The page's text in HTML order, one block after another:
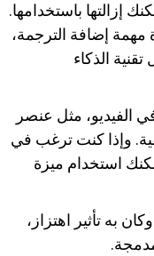
إزالتها باستخدامها.
مهمة إضافة الترجمة،
الذكاء
الفيديو، مثل عنصر
وإذا كنت ترغب في
استخدام ميزة
به تأثير اهتزاز،